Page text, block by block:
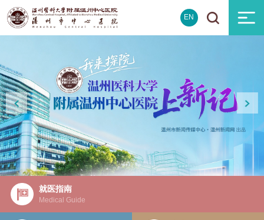
EN
就医指南
Medical Guide